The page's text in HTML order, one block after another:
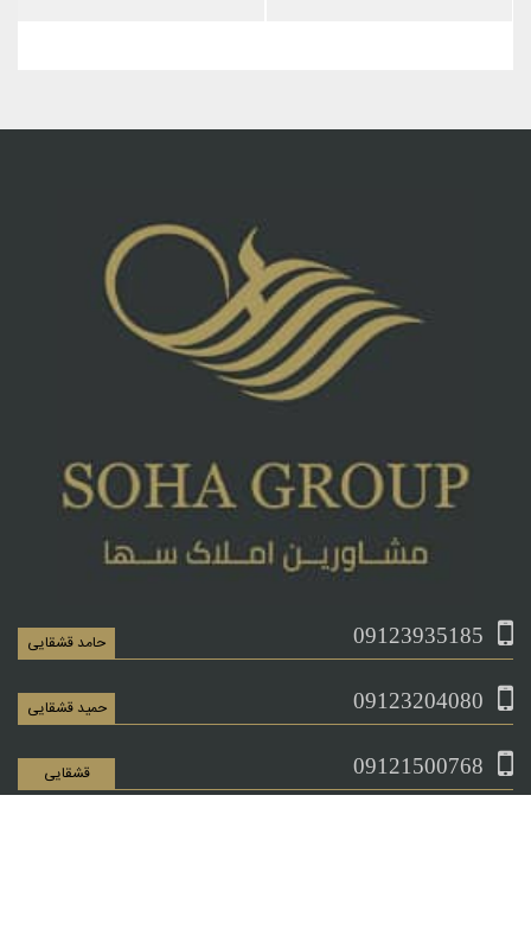
09123935185 حامد قشقایی
09123204080 حمید قشقایی
09121500768 قشقایی